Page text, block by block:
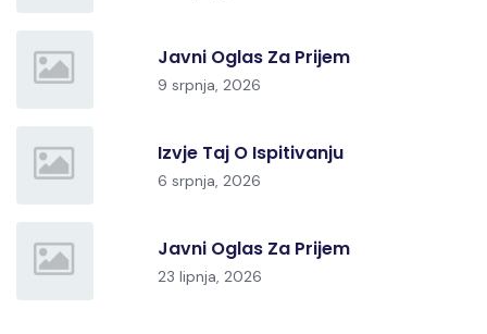
Javni Oglas Za Prijem
9 srpnja, 2026
Izvje Taj O Ispitivanju
6 srpnja, 2026
Javni Oglas Za Prijem
23 lipnja, 2026